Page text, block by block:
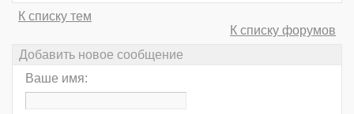
К списку тем
К списку форумов
Добавить новое сообщение
Ваше имя: